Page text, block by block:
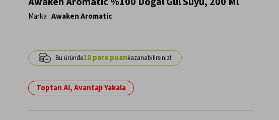
Marka :Awaken Aromatic
10
Toptan Al, Avantajı Yakala